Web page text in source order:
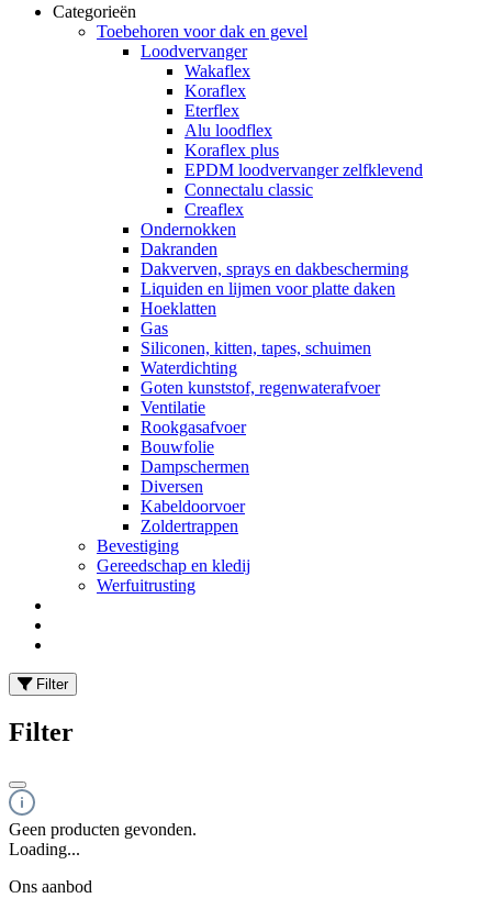
Categorieën
Toebehoren voor dak en gevel
Loodvervanger
Wakaflex
Koraflex
Eterflex
Alu loodflex
Koraflex plus
EPDM loodvervanger zelfklevend
Connectalu classic
Creaflex
Ondernokken
Dakranden
Dakverven, sprays en dakbescherming
Liquiden en lijmen voor platte daken
Hoeklatten
Gas
Siliconen, kitten, tapes, schuimen
Waterdichting
Goten kunststof, regenwaterafvoer
Ventilatie
Rookgasafvoer
Bouwfolie
Dampschermen
Diversen
Kabeldoorvoer
Zoldertrappen
Bevestiging
Gereedschap en kledij
Werfuitrusting
Filter
Filter
Geen producten gevonden.
Loading...
Ons aanbod